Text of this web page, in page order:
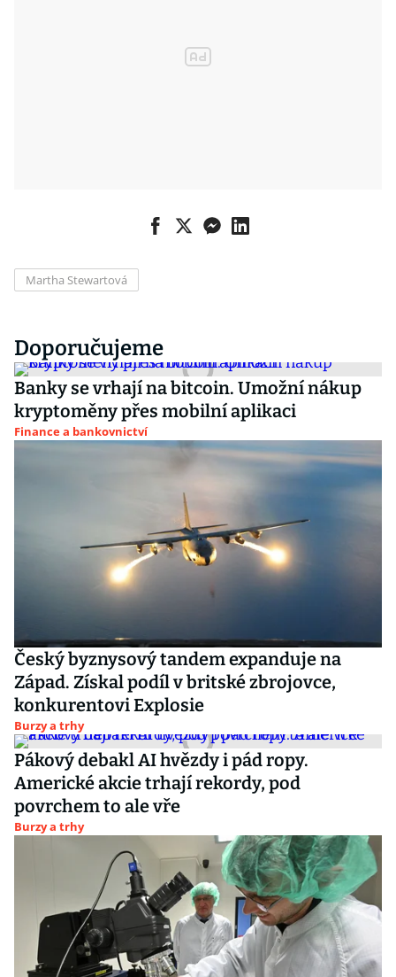
Martha Stewartová
Doporučujeme
Banky se vrhají na bitcoin. Umožní nákup
kryptoměny přes mobilní aplikaci
Finance a bankovnictví
Český byznysový tandem expanduje na
Západ. Získal podíl v britské zbrojovce,
konkurentovi Explosie
Burzy a trhy
Pákový debakl AI hvězdy i pád ropy.
Americké akcie trhají rekordy, pod
povrchem to ale vře
Burzy a trhy